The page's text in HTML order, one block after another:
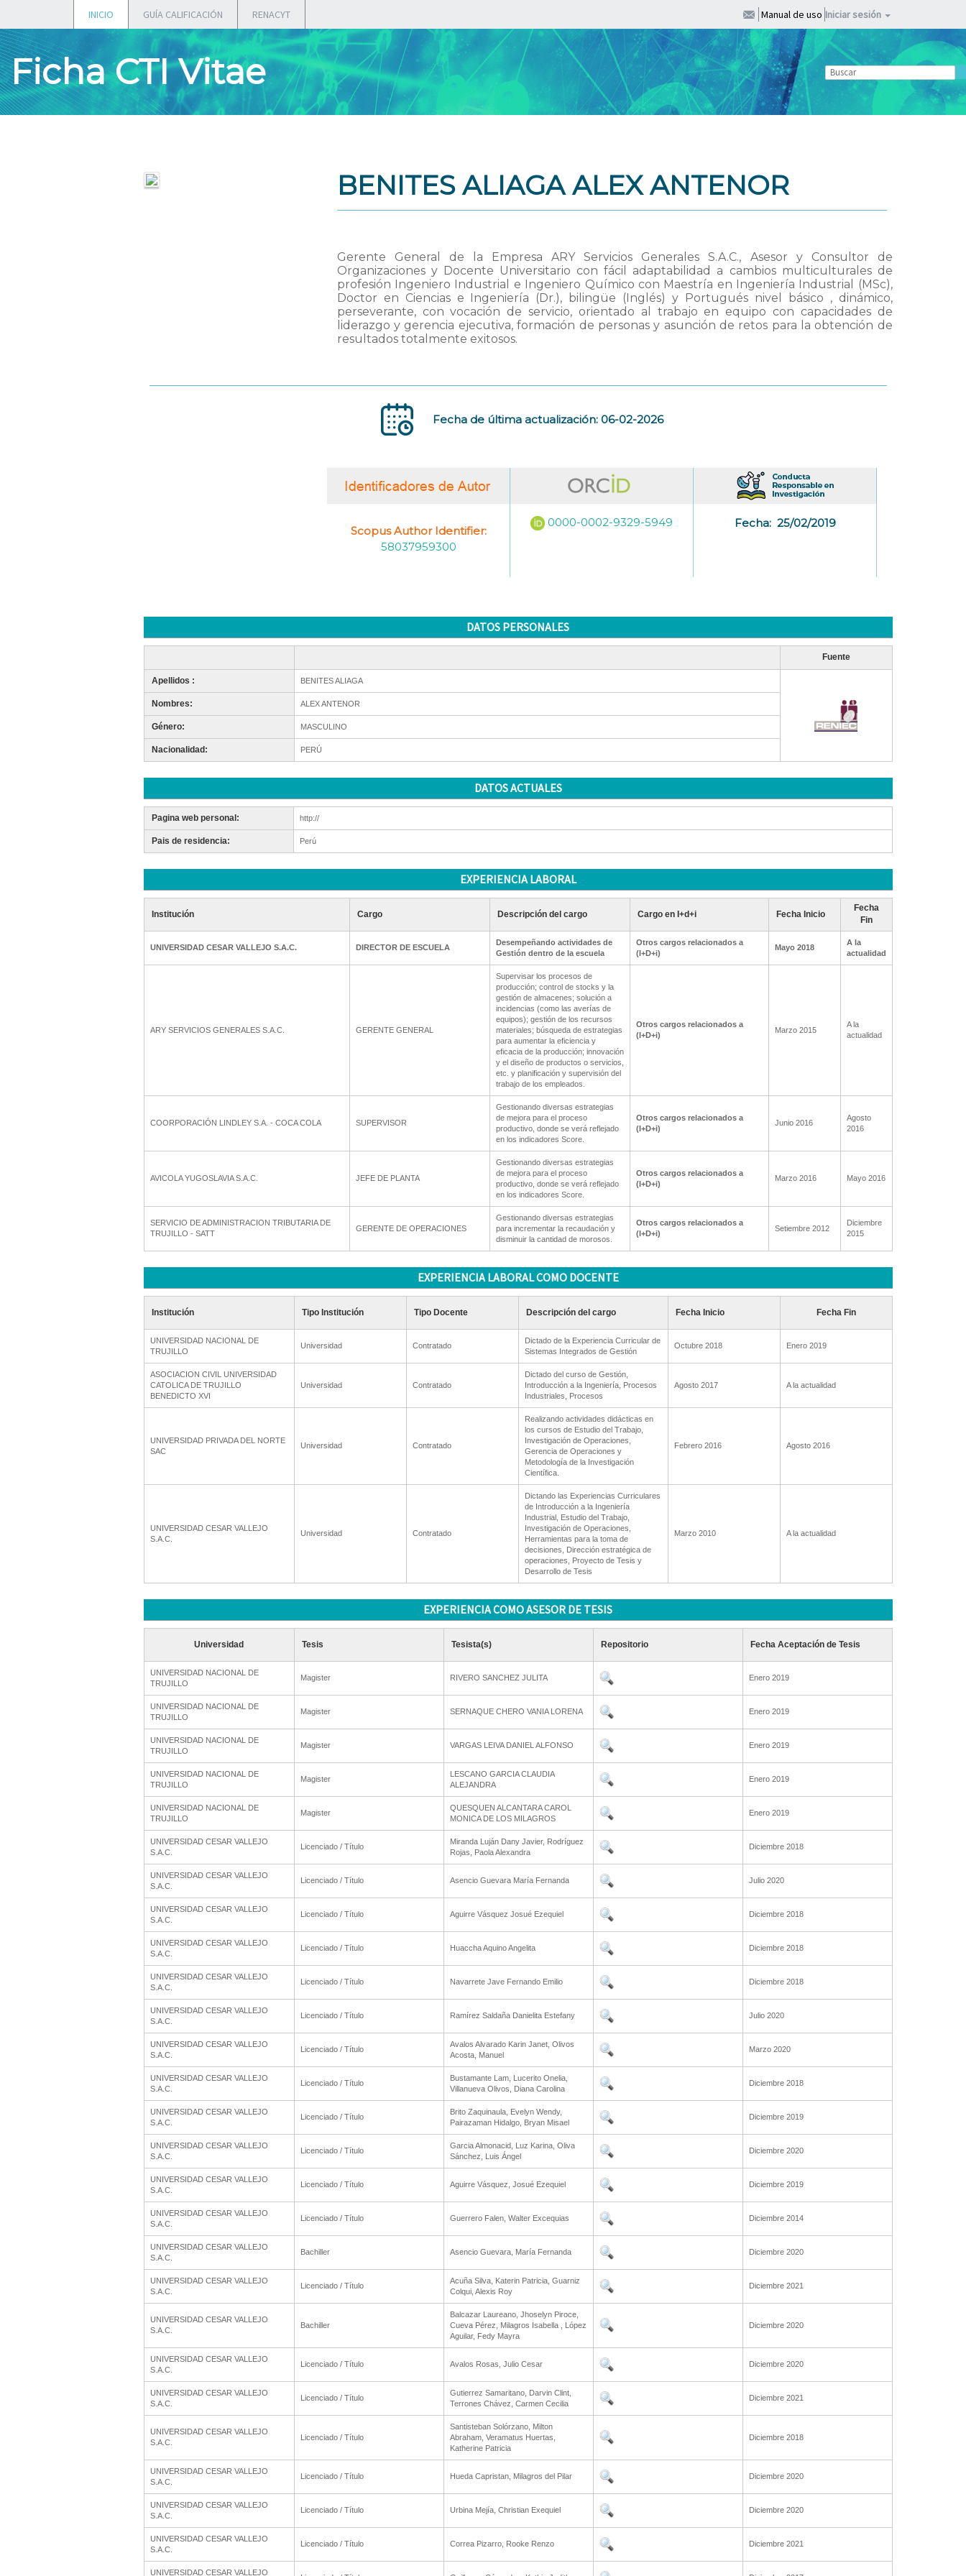
INICIO GUÍA CALIFICACIÓN RENACYT Manual de uso Iniciar sesión
Ficha CTI Vitae
BENITES ALIAGA ALEX ANTENOR
Gerente General de la Empresa ARY Servicios Generales S.A.C., Asesor y Consultor de
Organizaciones y Docente Universitario con fácil adaptabilidad a cambios multiculturales de
profesión Ingeniero Industrial e Ingeniero Químico con Maestría en Ingeniería Industrial (MSc),
Doctor en Ciencias e Ingeniería (Dr.), bilingüe (Inglés) y Portugués nivel básico , dinámico,
perseverante, con vocación de servicio, orientado al trabajo en equipo con capacidades de
liderazgo y gerencia ejecutiva, formación de personas y asunción de retos para la obtención de
resultados totalmente exitosos.
Fecha de última actualización: 06-02-2026
Scopus Author Identifier:
58037959300
0000-0002-9329-5949 Fecha: 25/02/2019
DATOS PERSONALES
Fuente
Apellidos : BENITES ALIAGA
Nombres: ALEX ANTENOR
Género: MASCULINO
Nacionalidad: PERÚ
DATOS ACTUALES
Pagina web personal: http://
Pais de residencia: Perú
EXPERIENCIA LABORAL
Institución Cargo Descripción del cargo Cargo en I+d+i Fecha Inicio
Fecha
Fin
UNIVERSIDAD CESAR VALLEJO S.A.C. DIRECTOR DE ESCUELA
Desempeñando actividades de
Gestión dentro de la escuela
Otros cargos relacionados a
(I+D+i)
Mayo 2018
A la
actualidad
ARY SERVICIOS GENERALES S.A.C. GERENTE GENERAL
Supervisar los procesos de
producción; control de stocks y la
gestión de almacenes; solución a
incidencias (como las averías de
equipos); gestión de los recursos
materiales; búsqueda de estrategias
para aumentar la eficiencia y
eficacia de la producción; innovación
y el diseño de productos o servicios,
etc. y planificación y supervisión del
trabajo de los empleados.
Otros cargos relacionados a
(I+D+i)
Marzo 2015
A la
actualidad
COORPORACIÓN LINDLEY S.A. - COCA COLA SUPERVISOR
Gestionando diversas estrategias
de mejora para el proceso
productivo, donde se verá reflejado
en los indicadores Score.
Otros cargos relacionados a
(I+D+i)
Junio 2016
Agosto
2016
AVICOLA YUGOSLAVIA S.A.C. JEFE DE PLANTA
Gestionando diversas estrategias
de mejora para el proceso
productivo, donde se verá reflejado
en los indicadores Score.
Otros cargos relacionados a
(I+D+i)
Marzo 2016 Mayo 2016
SERVICIO DE ADMINISTRACION TRIBUTARIA DE
TRUJILLO - SATT
GERENTE DE OPERACIONES
Gestionando diversas estrategias
para incrementar la recaudación y
disminuir la cantidad de morosos.
Otros cargos relacionados a
(I+D+i)
Setiembre 2012
Diciembre
2015
EXPERIENCIA LABORAL COMO DOCENTE
Institución Tipo Institución Tipo Docente Descripción del cargo Fecha Inicio Fecha Fin
UNIVERSIDAD NACIONAL DE
TRUJILLO
Universidad Contratado
Dictado de la Experiencia Curricular de
Sistemas Integrados de Gestión
Octubre 2018 Enero 2019
ASOCIACION CIVIL UNIVERSIDAD
CATOLICA DE TRUJILLO
BENEDICTO XVI
Universidad Contratado
Dictado del curso de Gestión,
Introducción a la Ingeniería, Procesos
Industriales, Procesos
Agosto 2017 A la actualidad
UNIVERSIDAD PRIVADA DEL NORTE
SAC
Universidad Contratado
Realizando actividades didácticas en
los cursos de Estudio del Trabajo,
Investigación de Operaciones,
Gerencia de Operaciones y
Metodología de la Investigación
Científica.
Febrero 2016 Agosto 2016
UNIVERSIDAD CESAR VALLEJO
S.A.C.
Universidad Contratado
Dictando las Experiencias Curriculares
de Introducción a la Ingeniería
Industrial, Estudio del Trabajo,
Investigación de Operaciones,
Herramientas para la toma de
decisiones, Dirección estratégica de
operaciones, Proyecto de Tesis y
Desarrollo de Tesis
Marzo 2010 A la actualidad
EXPERIENCIA COMO ASESOR DE TESIS
Universidad Tesis Tesista(s) Repositorio Fecha Aceptación de Tesis
UNIVERSIDAD NACIONAL DE
TRUJILLO
Magister RIVERO SANCHEZ JULITA Enero 2019
UNIVERSIDAD NACIONAL DE
TRUJILLO
Magister SERNAQUE CHERO VANIA LORENA Enero 2019
UNIVERSIDAD NACIONAL DE
TRUJILLO
Magister VARGAS LEIVA DANIEL ALFONSO Enero 2019
UNIVERSIDAD NACIONAL DE
TRUJILLO
Magister
LESCANO GARCIA CLAUDIA
ALEJANDRA
Enero 2019
UNIVERSIDAD NACIONAL DE
TRUJILLO
Magister
QUESQUEN ALCANTARA CAROL
MONICA DE LOS MILAGROS
Enero 2019
UNIVERSIDAD CESAR VALLEJO
S.A.C.
Licenciado / Título
Miranda Luján Dany Javier, Rodríguez
Rojas, Paola Alexandra
Diciembre 2018
UNIVERSIDAD CESAR VALLEJO
S.A.C.
Licenciado / Título Asencio Guevara María Fernanda Julio 2020
UNIVERSIDAD CESAR VALLEJO
S.A.C.
Licenciado / Título Aguirre Vásquez Josué Ezequiel Diciembre 2018
UNIVERSIDAD CESAR VALLEJO
S.A.C.
Licenciado / Título Huaccha Aquino Angelita Diciembre 2018
UNIVERSIDAD CESAR VALLEJO
S.A.C.
Licenciado / Título Navarrete Jave Fernando Emilio Diciembre 2018
UNIVERSIDAD CESAR VALLEJO
S.A.C.
Licenciado / Título Ramírez Saldaña Danielita Estefany Julio 2020
UNIVERSIDAD CESAR VALLEJO
S.A.C.
Licenciado / Título
Avalos Alvarado Karin Janet, Olivos
Acosta, Manuel
Marzo 2020
UNIVERSIDAD CESAR VALLEJO
S.A.C.
Licenciado / Título
Bustamante Lam, Lucerito Onelia,
Villanueva Olivos, Diana Carolina
Diciembre 2018
UNIVERSIDAD CESAR VALLEJO
S.A.C.
Licenciado / Título
Brito Zaquinaula, Evelyn Wendy,
Pairazaman Hidalgo, Bryan Misael
Diciembre 2019
UNIVERSIDAD CESAR VALLEJO
S.A.C.
Licenciado / Título
Garcia Almonacid, Luz Karina, Oliva
Sánchez, Luis Ángel
Diciembre 2020
UNIVERSIDAD CESAR VALLEJO
S.A.C.
Licenciado / Título Aguirre Vásquez, Josué Ezequiel Diciembre 2019
UNIVERSIDAD CESAR VALLEJO
S.A.C.
Licenciado / Título Guerrero Falen, Walter Excequias Diciembre 2014
UNIVERSIDAD CESAR VALLEJO
S.A.C.
Bachiller Asencio Guevara, María Fernanda Diciembre 2020
UNIVERSIDAD CESAR VALLEJO
S.A.C.
Licenciado / Título
Acuña Silva, Katerin Patricia, Guarniz
Colqui, Alexis Roy
Diciembre 2021
UNIVERSIDAD CESAR VALLEJO
S.A.C.
Bachiller
Balcazar Laureano, Jhoselyn Piroce,
Cueva Pérez, Milagros Isabella , López
Aguilar, Fedy Mayra
Diciembre 2020
UNIVERSIDAD CESAR VALLEJO
S.A.C.
Licenciado / Título Avalos Rosas, Julio Cesar Diciembre 2020
UNIVERSIDAD CESAR VALLEJO
S.A.C.
Licenciado / Título
Gutierrez Samaritano, Darvin Clint,
Terrones Chávez, Carmen Cecilia
Diciembre 2021
UNIVERSIDAD CESAR VALLEJO
S.A.C.
Licenciado / Título
Santisteban Solórzano, Milton
Abraham, Veramatus Huertas,
Katherine Patricia
Diciembre 2018
UNIVERSIDAD CESAR VALLEJO
S.A.C.
Licenciado / Título Hueda Capristan, Milagros del Pilar Diciembre 2020
UNIVERSIDAD CESAR VALLEJO
S.A.C.
Licenciado / Título Urbina Mejía, Christian Exequiel Diciembre 2020
UNIVERSIDAD CESAR VALLEJO
S.A.C.
Licenciado / Título Correa Pizarro, Rooke Renzo Diciembre 2021
UNIVERSIDAD CESAR VALLEJO